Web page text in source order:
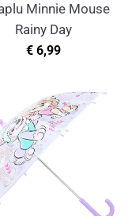
Minnie Mouse
Rainy Day
Normale
€ 6,99